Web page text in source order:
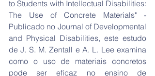
to Students with Intellectual Disabilities:
The Use of Concrete Materials" -
Publicado no Journal of Developmental
and Physical Disabilities, este estudo
de J. S. M. Zentall e A. L. Lee examina
como o uso de materiais concretos
pode ser eficaz no ensino de